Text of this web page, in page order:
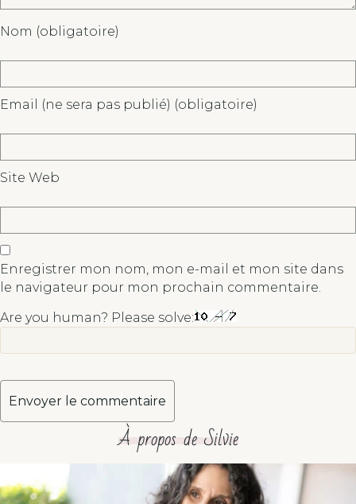
Nom (obligatoire)
Email (ne sera pas publié) (obligatoire)
Site Web
Enregistrer mon nom, mon e-mail et mon site dans
le navigateur pour mon prochain commentaire.
Are you human? Please solve:
e
À propos de Silvie